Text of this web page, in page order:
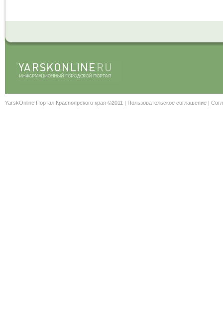
YarskOnline Портал Красноярского края ©2011 | Пользовательское соглашение |